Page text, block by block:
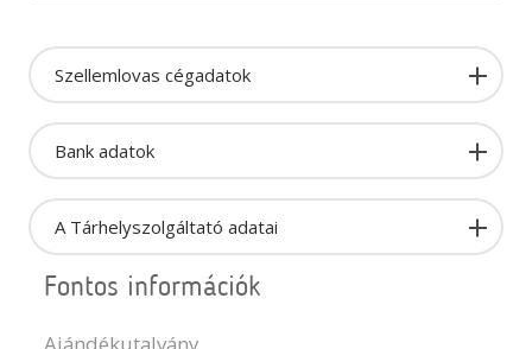
Szellemlovas cégadatok
Bank adatok
A Tárhelyszolgáltató adatai
Fontos információk